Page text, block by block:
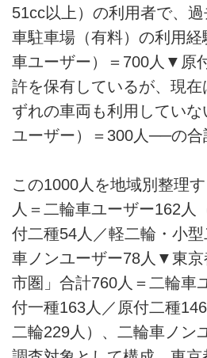
51cc以上）の利用者で、
車駐車場（有料）の利用
車ユーザー）＝700人▼原
許を保有しているが、現
ずれの車両も利用してい
ユーザー）＝300人──の合
この1000人を地域別整理
人＝二輪車ユーザー162人
付二種54人／軽二輪・小
車ノンユーザー78人▼東京
市圏」合計760人＝二輪車
付一種163人／原付二種
二輪229人）、二輪車ノン